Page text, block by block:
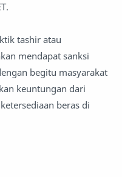
tashir atau
mendapat sanksi
begitu masyarakat
keuntungan dari
beras di